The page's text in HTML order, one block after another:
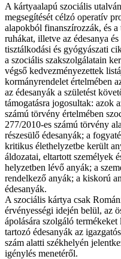
A kártyaalapú szociális
megsegítését célzó operatív
alapokból finanszírozzák, és
ruhákat, illetve az édesanya és
tisztálkodási és gyógyászati
a szociális szakszolgálatain
végső kedvezményezettek
kormányrendelet értelmében
az édesanyák a születést
támogatásra jogosultak: azok
számú törvény értelmében
277/2010-es számú törvény
részesülő édesanyák; a
kritikus élethelyzetbe került
áldozatai, eltartott személyek
helyzetben lévő anyák; a
rendelkező anyák; a kiskorú
édesanyák.
A szociális kártya csak
érvényességi idején belül, az
ápolására szolgáló
tartozó édesanyák az
szám alatti székhelyén
igénylés menetéről.